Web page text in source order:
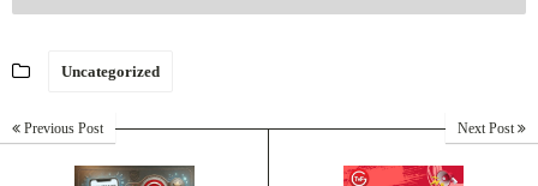
Uncategorized
Previous Post Next Post